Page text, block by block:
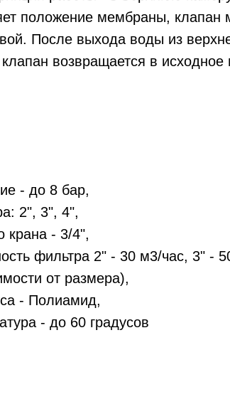
положение мембраны, клапан
После выхода воды из
клапан возвращается в
- до 8 бар,
2", 3", 4",
крана - 3/4",
фильтра 2" - 30 м3/час, 3" -
от размера),
- Полиамид,
- до 60 градусов